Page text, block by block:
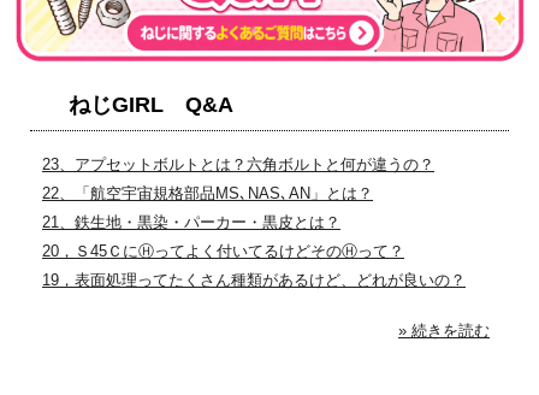
ねじGIRL Q&A
23、アプセットボルトとは？六角ボルトと何が違うの？
22、「航空宇宙規格部品MS､NAS､AN」とは？
21、鉄生地・黒染・パーカー・黒皮とは？
20，Ｓ45ＣにⒽってよく付いてるけどそのⒽって？
19，表面処理ってたくさん種類があるけど、どれが良いの？
» 続きを読む